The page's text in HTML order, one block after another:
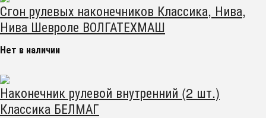
Сгон рулевых наконечников Классика, Нива,
Нива Шевроле ВОЛГАТЕХМАШ
Нет в наличии
Наконечник рулевой внутренний (2 шт.)
Классика БЕЛМАГ